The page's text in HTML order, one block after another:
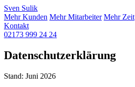
Sven Sulik
Mehr Kunden Mehr Mitarbeiter Mehr Zeit
Kontakt
02173 999 24 24
Datenschutzerklärung
Stand: Juni 2026